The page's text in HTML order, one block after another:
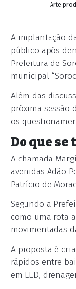
Arte
A implantação
público após
Prefeitura de
municipal
Além das
próxima sessão
os
Do que se
A chamada
avenidas Adão
Patrício de
Segundo a
como uma rota
movimentadas
A proposta é
rápidos entre
em LED,